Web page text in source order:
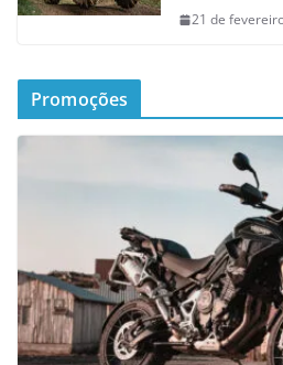
21 de
Promoções